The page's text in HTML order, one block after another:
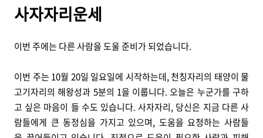
사자자리운세
이번 주에는 다른 사람을 도울 준비가 되었습니다.
이번 주는 10월 20일 일요일에 시작하는데, 천칭자리의 태양이 물
고기자리의 해왕성과 5분의 1을 이룹니다. 오늘은 누군가를 구하
고 싶은 마음이 들 수도 있습니다. 사자자리, 당신은 지금 다른 사
람들에게 큰 동정심을 가지고 있으며, 도움을 요청하는 사람들